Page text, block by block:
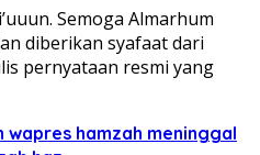
Semoga Almarhum
diberikan syafaat dari
pernyataan resmi yang
wapres hamzah meninggal